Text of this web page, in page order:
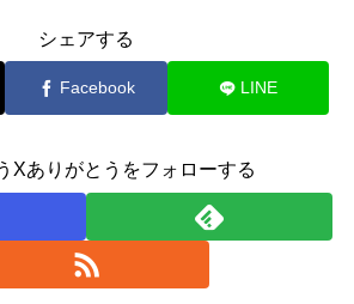
シェアする
Facebook LINE
Xありがとうをフォローする